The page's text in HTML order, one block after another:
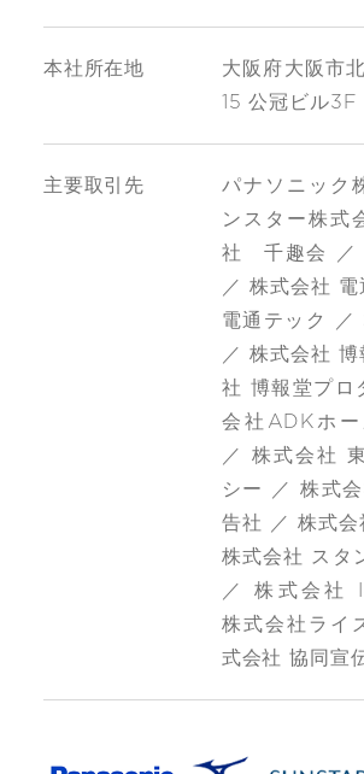
本社所在地
大阪府大阪市
15 公冠ビル3F
主要取引先
パナソニック
ンスター株式
社 千趣会 ／
／ 株式会社
電通テック ／
／ 株式会社
社 博報堂プロ
会社ADKホー
／ 株式会社
シー ／ 株式
告社 ／ 株式会
株式会社 スタ
／ 株式会社
株式会社ライ
式会社 協同宣